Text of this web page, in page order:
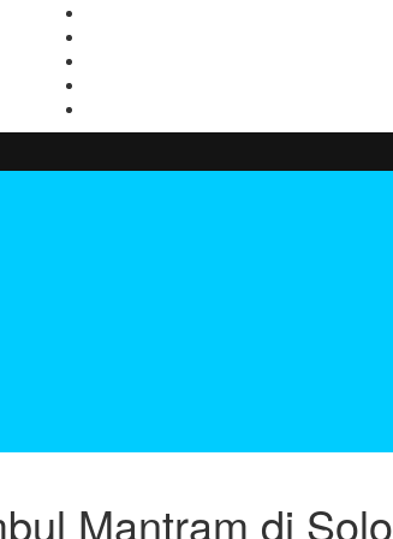
Mantram di Solo